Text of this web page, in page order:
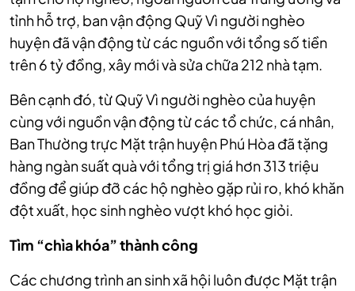
tỉnh hỗ trợ, ban vận động Quỹ Vì người nghèo
huyện đã vận động từ các nguồn với tổng số tiền
trên 6 tỷ đồng, xây mới và sửa chữa 212 nhà tạm.
Bên cạnh đó, từ Quỹ Vì người nghèo của huyện
cùng với nguồn vận động từ các tổ chức, cá nhân,
Ban Thường trực Mặt trận huyện Phú Hòa đã tặng
hàng ngàn suất quà với tổng trị giá hơn 313 triệu
đồng để giúp đỡ các hộ nghèo gặp rủi ro, khó khăn
đột xuất, học sinh nghèo vượt khó học giỏi.
Tìm “chìa khóa” thành công
Các chương trình an sinh xã hội luôn được Mặt trận